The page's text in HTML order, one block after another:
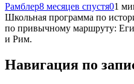
Рамблер8 месяцев спустя01
Школьная программа по
по привычному маршруту:
и Рим.
Навигация по